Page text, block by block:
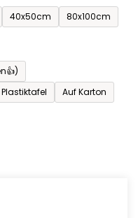
40x50cm 80x100cm
Auf Karton